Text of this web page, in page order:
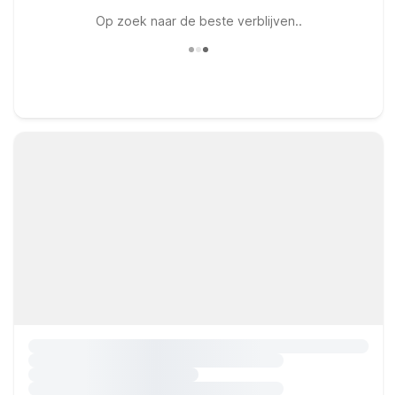
Op zoek naar de beste verblijven..